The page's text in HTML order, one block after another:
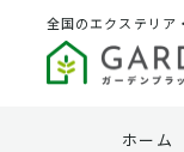
全国のエクステリア
ホーム